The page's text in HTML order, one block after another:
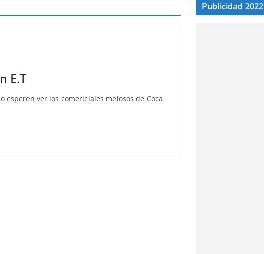
E.T
esperen ver los comericiales melosos de Coca
Publicidad 2022